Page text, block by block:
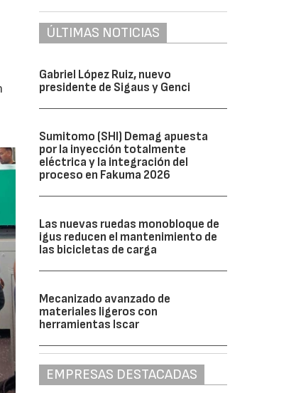
ÚLTIMAS NOTICIAS
Gabriel López Ruiz, nuevo
presidente de Sigaus y Genci
Sumitomo (SHI) Demag apuesta
por la inyección totalmente
eléctrica y la integración del
proceso en Fakuma 2026
Las nuevas ruedas monobloque de
igus reducen el mantenimiento de
las bicicletas de carga
Mecanizado avanzado de
materiales ligeros con
herramientas Iscar
EMPRESAS DESTACADAS